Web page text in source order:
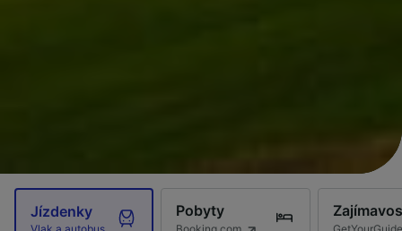
Jízdenky
Vlak a autobus
Pobyty
Booking.com GetYourGuide